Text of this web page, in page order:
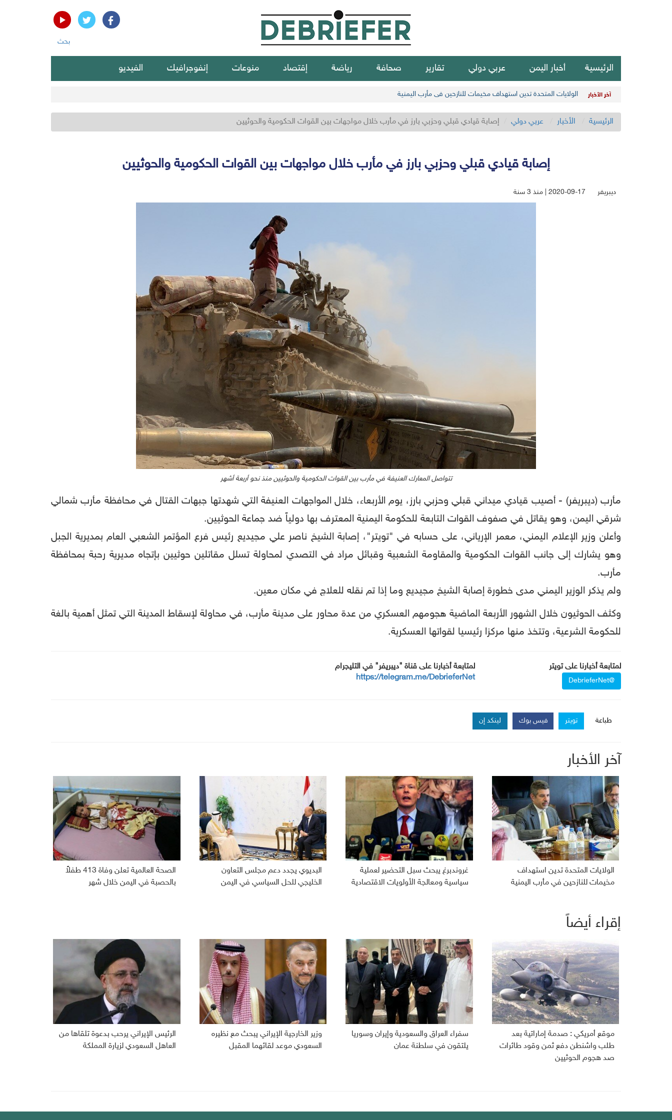
بحث
الرئيسية أخبار اليمن عربي دولي تقارير صحافة رياضة إقتصاد منوعات إنفوجرافيك الفيديو
آخر الأخبار الولايات المتحدة تدين استهداف مخيمات للنازحين في مأرب اليمنية
الرئيسية الأخبار عربي دولي إصابة قيادي قبلي وحزبي بارز في مأرب خلال مواجهات بين القوات الحكومية والحوثيين
إصابة قيادي قبلي وحزبي بارز في مأرب خلال مواجهات بين القوات الحكومية والحوثيين
ديبريفر 2020-09-17 | منذ 3 سنة
تتواصل المعارك العنيفة في مأرب بين القوات الحكومية والحوثيين منذ نحو أربعة أشهر
مأرب (ديبريفر) - أصيب قيادي ميداني قبلي وحزبي بارز، يوم الأربعاء، خلال المواجهات العنيفة التي شهدتها جبهات القتال في محافظة مأرب شمالي
شرقي اليمن، وهو يقاتل في صفوف القوات التابعة للحكومة اليمنية المعترف بها دولياً ضد جماعة الحوثيين.
وأعلن وزير الإعلام اليمني، معمر الإرياني، على حسابه في "تويتر"، إصابة الشيخ ناصر علي مجيديع رئيس فرع المؤتمر الشعبي العام بمديرية الجبل
وهو يشارك إلى جانب القوات الحكومية والمقاومة الشعبية وقبائل مراد في التصدي لمحاولة تسلل مقاتلين حوثيين بإتجاه مديرية رحبة بمحافظة
مأرب.
ولم يذكر الوزير اليمني مدى خطورة إصابة الشيخ مجيديع وما إذا تم نقله للعلاج في مكان معين.
وكثف الحوثيون خلال الشهور الأربعة الماضية هجومهم العسكري من عدة محاور على مدينة مأرب، في محاولة لإسقاط المدينة التي تمثل أهمية بالغة
للحكومة الشرعية، وتتخذ منها مركزا رئيسيا لقواتها العسكرية.
لمتابعة أخبارنا على تويتر
@DebrieferNet
لمتابعة أخبارنا على قناة "ديبريفر" في التليجرام
https://telegram.me/DebrieferNet
طباعة تويتر فيس بوك لينكد إن
آخر الأخبار
الولايات المتحدة تدين استهداف
مخيمات للنازحين في مأرب اليمنية
غروندبرغ يبحث سبل التحضير لعملية
سياسية ومعالجة الأولويات الاقتصادية
البديوي يجدد دعم مجلس التعاون
الخليجي للحل السياسي في اليمن
الصحة العالمية تعلن وفاة 413 طفلاً
بالحصبة في اليمن خلال شهر
إقراء أيضاً
موقع أمريكي : صدمة إماراتية بعد
طلب واشنطن دفع ثمن وقود طائرات
صد هجوم الحوثيين
سفراء العراق والسعودية وإيران وسوريا
يلتقون في سلطنة عمان
وزير الخارجية الإيراني يبحث مع نظيره
السعودي موعد لقائهما المقبل
الرئيس الإيراني يرحب بدعوة تلقاها من
العاهل السعودي لزيارة المملكة